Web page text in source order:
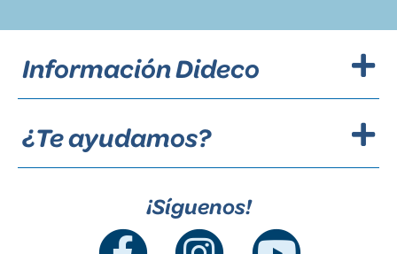
Información Dideco
¿Te ayudamos?
¡Síguenos!